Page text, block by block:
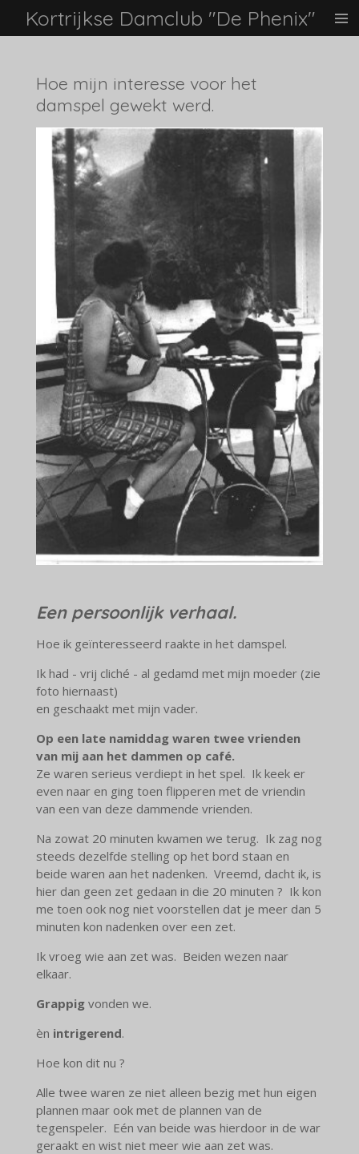
direct
hoofdinhoud
Kortrijkse Damclub "De Phenix"
Hoe mijn interesse voor het
damspel gewekt werd.
Een persoonlijk verhaal.
Hoe ik geïnteresseerd raakte in het damspel.
Ik had - vrij cliché - al gedamd met mijn moeder (zie
foto hiernaast)
en geschaakt met mijn vader.
Op een late namiddag waren twee vrienden
van mij aan het dammen op café.
Ze waren serieus verdiept in het spel. Ik keek er
even naar en ging toen flipperen met de vriendin
van een van deze dammende vrienden.
Na zowat 20 minuten kwamen we terug. Ik zag nog
steeds dezelfde stelling op het bord staan en
beide waren aan het nadenken. Vreemd, dacht ik, is
hier dan geen zet gedaan in die 20 minuten ? Ik kon
me toen ook nog niet voorstellen dat je meer dan 5
minuten kon nadenken over een zet.
Ik vroeg wie aan zet was. Beiden wezen naar
elkaar.
Grappigvonden we.
èn intrigerend.
Hoe kon dit nu ?
Alle twee waren ze niet alleen bezig met hun eigen
plannen maar ook met de plannen van de
tegenspeler. Eén van beide was hierdoor in de war
geraakt en wist niet meer wie aan zet was.